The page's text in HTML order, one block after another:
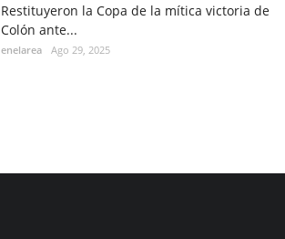
Restituyeron la Copa de la mítica victoria de
Colón ante...
enelarea Ago 29, 2025